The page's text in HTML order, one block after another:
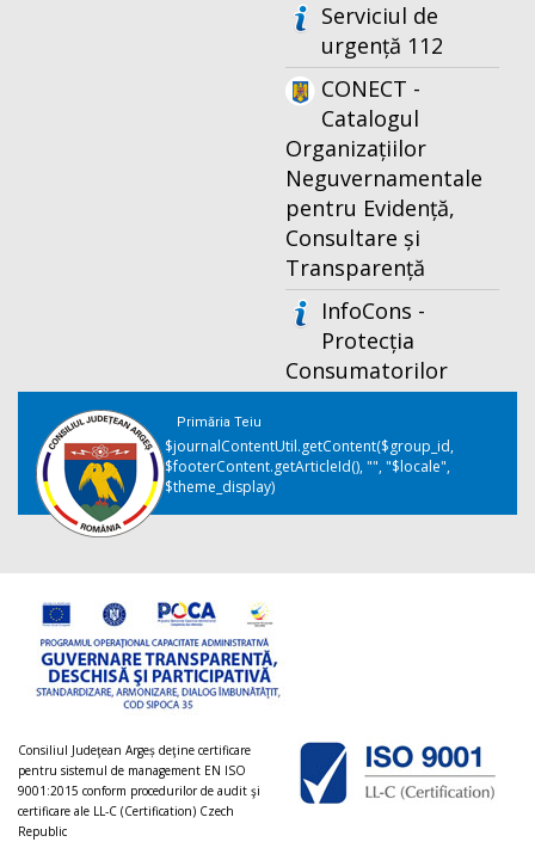
Serviciul de
urgență 112
CONECT -
Catalogul
Organizațiilor
Neguvernamentale
pentru Evidență,
Consultare și
Transparență
InfoCons -
Protecția
Consumatorilor
Primăria Teiu
$journalContentUtil.getContent($group_id,
$footerContent.getArticleId(), "", "$locale",
$theme_display)
Consiliul Judeţean Argeș deţine certificare
pentru sistemul de management EN ISO
9001:2015 conform procedurilor de audit şi
certificare ale LL-C (Certification) Czech
Republic